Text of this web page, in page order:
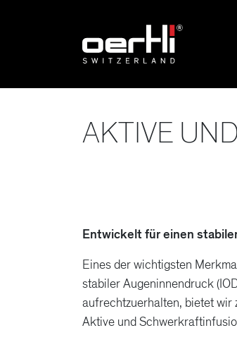
AKTIVE
Entwickelt für einen
Eines der wichtigsten
stabiler Augeninnendruck
aufrechtzuerhalten, bietet wir
Aktive und